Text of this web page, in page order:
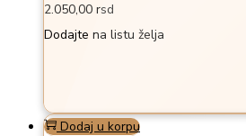
2.050,00 rsd
Dodajte na listu želja
Dodaj u korpu